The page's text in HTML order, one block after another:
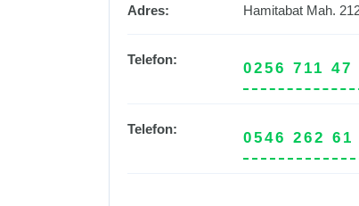
Adres: Hamitabat Mah.
Telefon:
0256 711 47
Telefon:
0546 262 61